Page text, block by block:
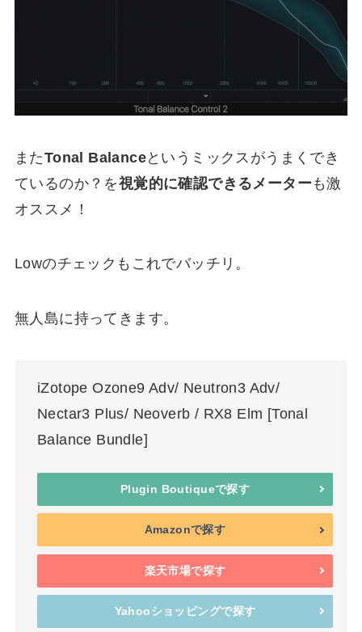
またTonal Balanceというミックスがうまくでき
ているのか？を視覚的に確認できるメーター も激
オススメ！
Lowのチェックもこれでバッチリ。
無人島に持ってきます。
iZotope Ozone9 Adv/ Neutron3 Adv/
Nectar3 Plus/ Neoverb / RX8 Elm [Tonal
Balance Bundle]
Plugin Boutiqueで探す
Amazonで探す
楽天市場で探す
Yahooショッピングで探す